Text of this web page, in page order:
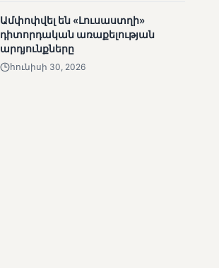
բացթողումներ
Ամփոփվել են «Լուսաստղի»
դիտորդական առաքելության
արդյունքները
հունիսի 30, 2026